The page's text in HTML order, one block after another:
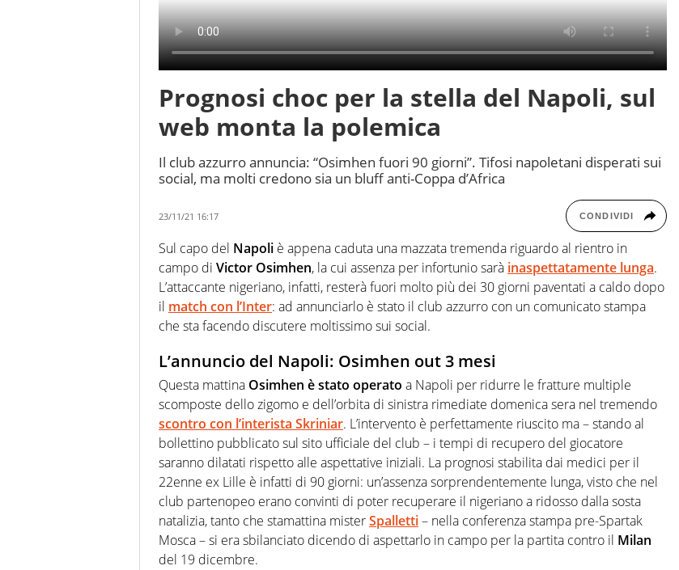
Prognosi choc per la stella del Napoli, sul
web monta la polemica
Il club azzurro annuncia: “Osimhen fuori 90 giorni”. Tifosi napoletani disperati sui
social, ma molti credono sia un bluff anti-Coppa d’Africa
23/11/21 16:17 CONDIVIDI
Sul capo del Napoli è appena caduta una mazzata tremenda riguardo al rientro in
campo di Victor Osimhen, la cui assenza per infortunio sarà inaspettatamente lunga.
L’attaccante nigeriano, infatti, resterà fuori molto più dei 30 giorni paventati a caldo dopo
il match con l’Inter: ad annunciarlo è stato il club azzurro con un comunicato stampa
che sta facendo discutere moltissimo sui social.
L’annuncio del Napoli: Osimhen out 3 mesi
Questa mattina Osimhen è stato operato a Napoli per ridurre le fratture multiple
scomposte dello zigomo e dell’orbita di sinistra rimediate domenica sera nel tremendo
scontro con l’interista Skriniar. L’intervento è perfettamente riuscito ma – stando al
bollettino pubblicato sul sito ufficiale del club – i tempi di recupero del giocatore
saranno dilatati rispetto alle aspettative iniziali. La prognosi stabilita dai medici per il
22enne ex Lille è infatti di 90 giorni: un’assenza sorprendentemente lunga, visto che nel
club partenopeo erano convinti di poter recuperare il nigeriano a ridosso dalla sosta
natalizia, tanto che stamattina misterSpalletti– nella conferenza stampa pre-Spartak
Mosca – si era sbilanciato dicendo di aspettarlo in campo per la partita contro il Milan
del 19 dicembre.